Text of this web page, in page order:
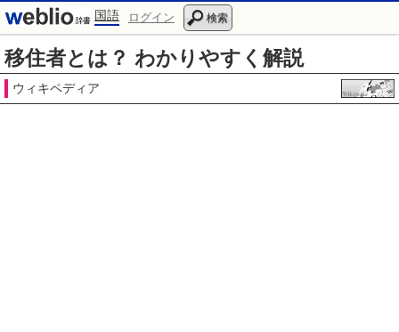
国語 ログイン 検索
移住者とは？ わかりやすく解説
ウィキペディア